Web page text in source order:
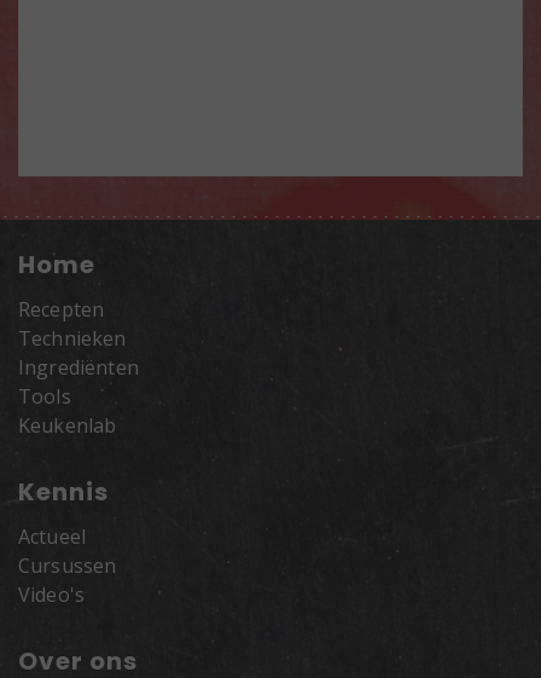
Home
Recepten
Technieken
Ingrediënten
Tools
Keukenlab
Kennis
Actueel
Cursussen
Video's
Over ons